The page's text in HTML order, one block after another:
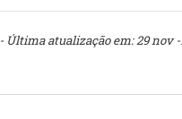
- Última atualização em: 29 nov -